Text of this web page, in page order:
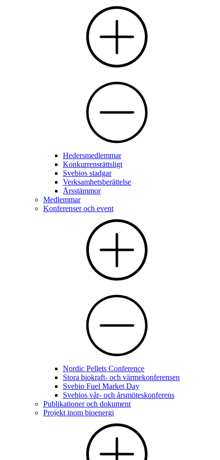
Hedersmedlemmar
Konkurrensrättsligt
Svebios stadgar
Verksamhetsberättelse
Årsstämmor
Medlemmar
Konferenser och event
Nordic Pellets Conference
Stora biokraft- och värmekonferensen
Svebio Fuel Market Day
Svebios vår- och årsmöteskonferens
Publikationer och dokument
Projekt inom bioenergi